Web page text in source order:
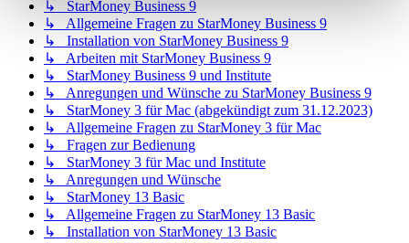
↳ StarMoney Business 9
↳ Allgemeine Fragen zu StarMoney Business 9
↳ Installation von StarMoney Business 9
↳ Arbeiten mit StarMoney Business 9
↳ StarMoney Business 9 und Institute
↳ Anregungen und Wünsche zu StarMoney Business 9
↳ StarMoney 3 für Mac (abgekündigt zum 31.12.2023)
↳ Allgemeine Fragen zu StarMoney 3 für Mac
↳ Fragen zur Bedienung
↳ StarMoney 3 für Mac und Institute
↳ Anregungen und Wünsche
↳ StarMoney 13 Basic
↳ Allgemeine Fragen zu StarMoney 13 Basic
↳ Installation von StarMoney 13 Basic